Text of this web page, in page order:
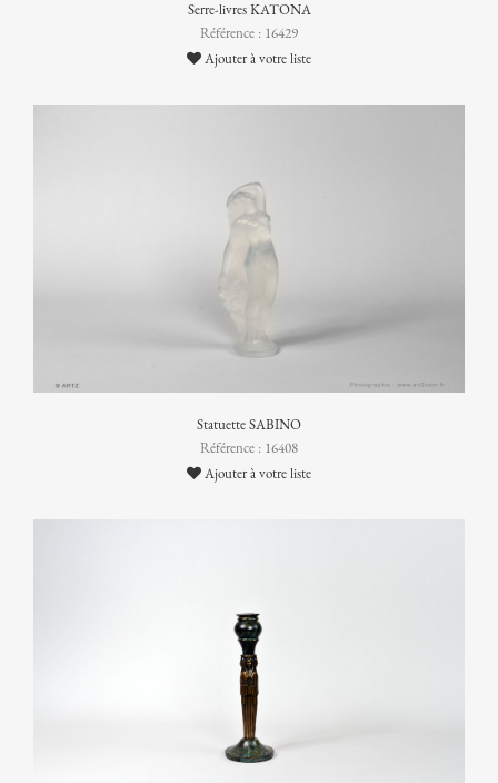
Serre-livres KATONA
Référence : 16429
Ajouter à votre liste
Statuette SABINO
Référence : 16408
Ajouter à votre liste